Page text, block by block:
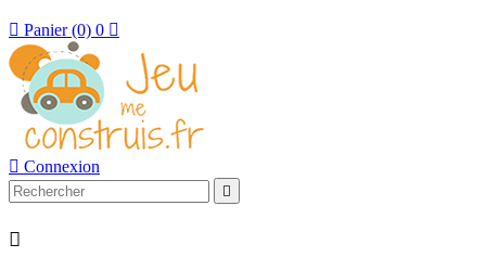
 Panier (0) 0 
 Connexion

